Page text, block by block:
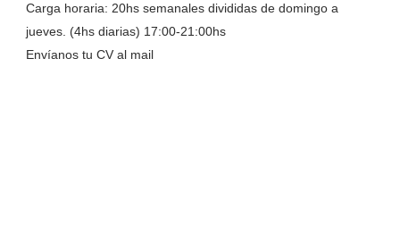
Carga horaria: 20hs semanales divididas de domingo a
jueves. (4hs diarias) 17:00-21:00hs
Envíanos tu CV al mail